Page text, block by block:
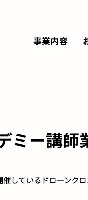
事業内容
ミー講師
しているドローンクロ